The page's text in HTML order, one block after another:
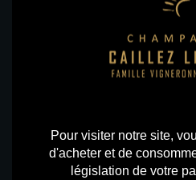
Pour visiter notre site,
d'acheter et de
législation de votre
Mot de passe oublié ?